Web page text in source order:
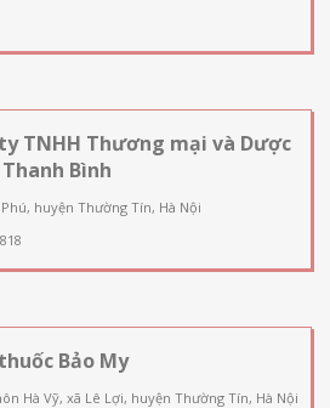
TNHH Thương mại và Dược
Bình
huyện Thường Tín, Hà Nội
Bảo My
Hà Vỹ, xã Lê Lợi, huyện Thường Tín, Hà Nội